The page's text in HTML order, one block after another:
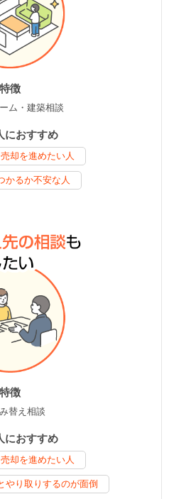
特徴
ム・建築相談
におすすめ
却を進めたい人
かるか不安な人
特徴
替え相談
におすすめ
却を進めたい人
やり取りするのが面倒